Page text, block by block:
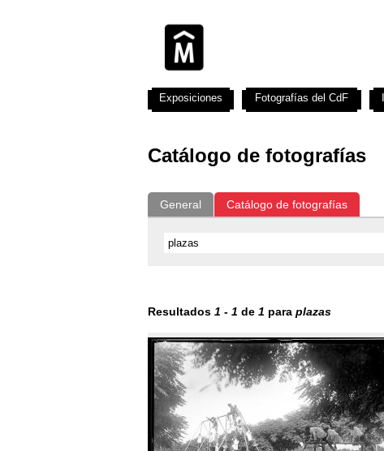
Catálogo de fotografías
General Catálogo de fotografías
Resultados 1 - 1 de 1 para plazas
Exposiciones Fotografías del CdF